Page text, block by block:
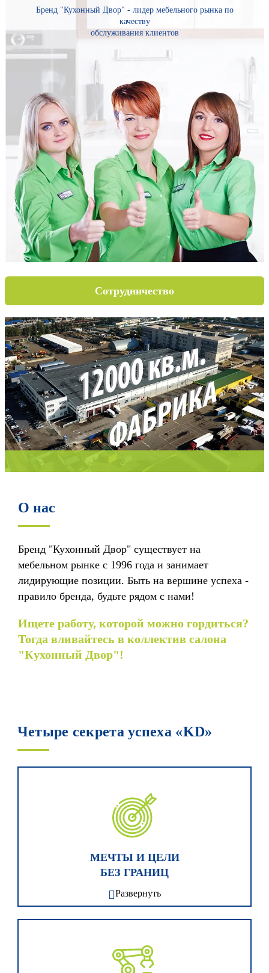
Бренд "Кухонный Двор" - лидер мебельного рынка по
качеству
обслуживания клиентов
Сотрудничество
О нас
Бренд "Кухонный Двор" существует на
мебельном рынке с 1996 года и занимает
лидирующие позиции. Быть на вершине успеха -
правило бренда, будьте рядом с нами!
Ищете работу, которой можно гордиться?
Тогда вливайтесь в коллектив салона
"Кухонный Двор"!
Четыре секрета успеха «KD»
МЕЧТЫ И ЦЕЛИ
БЕЗ ГРАНИЦ
Развернуть
«Кухонный Двор» превращает мечты в цели, и не
почему мы смогли создать такую большую
федеральную сеть салонов. Мы уже вышли за
рамки внутреннего рынка и активно работаем в